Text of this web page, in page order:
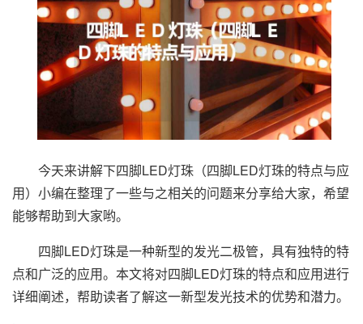
今天来讲解下四脚LED灯珠（四脚LED灯珠的特点与应
用）小编在整理了一些与之相关的问题来分享给大家，希望
能够帮助到大家哟。
四脚LED灯珠是一种新型的发光二极管，具有独特的特
点和广泛的应用。本文将对四脚LED灯珠的特点和应用进行
详细阐述，帮助读者了解这一新型发光技术的优势和潜力。